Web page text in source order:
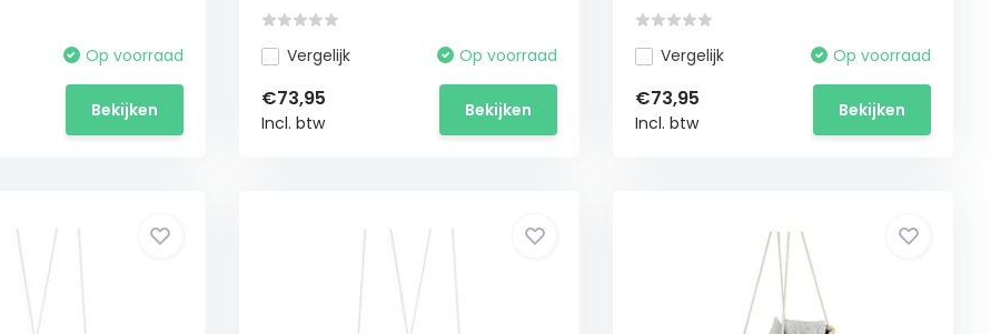
Op voorraad
Bekijken
Vergelijk Op voorraad
€73,95
Incl. btw
Bekijken
Vergelijk Op voorraad
€73,95
Incl. btw
Bekijken